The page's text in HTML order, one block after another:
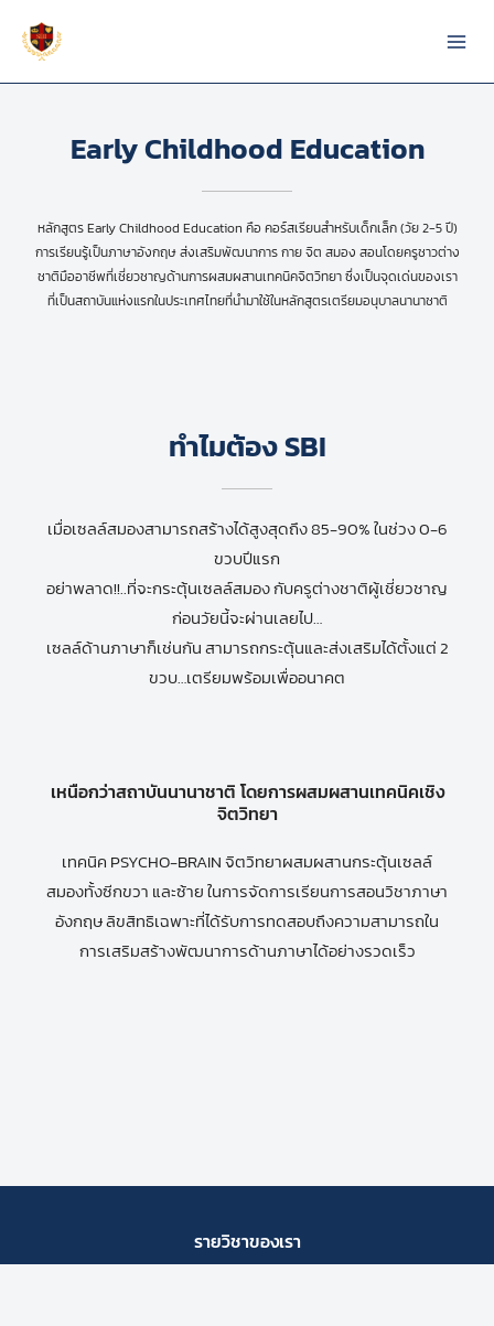
content
Early Childhood Education
หลักสูตร Early Childhood Education คือ คอร์สเรียนสำหรับเด็กเล็ก (วัย 2-5 ปี)
การเรียนรู้เป็นภาษาอังกฤษ ส่งเสริมพัฒนาการ กาย จิต สมอง สอนโดยครูชาวต่าง
ชาติมืออาชีพที่เชี่ยวชาญด้านการผสมผสานเทคนิคจิตวิทยา ซึ่งเป็นจุดเด่นของเรา
ที่เป็นสถาบันแห่งแรกในประเทศไทยที่นำมาใช้ในหลักสูตรเตรียมอนุบาลนานาชาติ
ทำไมต้อง SBI
เมื่อเซลล์สมองสามารถสร้างได้สูงสุดถึง 85-90% ในช่วง 0-6
ขวบปีแรก
อย่าพลาด!!..ที่จะกระตุ้นเซลล์สมอง กับครูต่างชาติผู้เชี่ยวชาญ
ก่อนวัยนี้จะผ่านเลยไป…
เซลล์ด้านภาษาก็เช่นกัน สามารถกระตุ้นและส่งเสริมได้ตั้งแต่ 2
ขวบ…เตรียมพร้อมเพื่ออนาคต
เหนือกว่าสถาบันนานาชาติ โดยการผสมผสานเทคนิคเชิง
จิตวิทยา
เทคนิค PSYCHO-BRAIN จิตวิทยาผสมผสานกระตุ้นเซลล์
สมองทั้งซีกขวา และซ้าย ในการจัดการเรียนการสอนวิชาภาษา
อังกฤษ ลิขสิทธิเฉพาะที่ได้รับการทดสอบถึงความสามารถใน
การเสริมสร้างพัฒนาการด้านภาษาได้อย่างรวดเร็ว
รายวิชาของเรา